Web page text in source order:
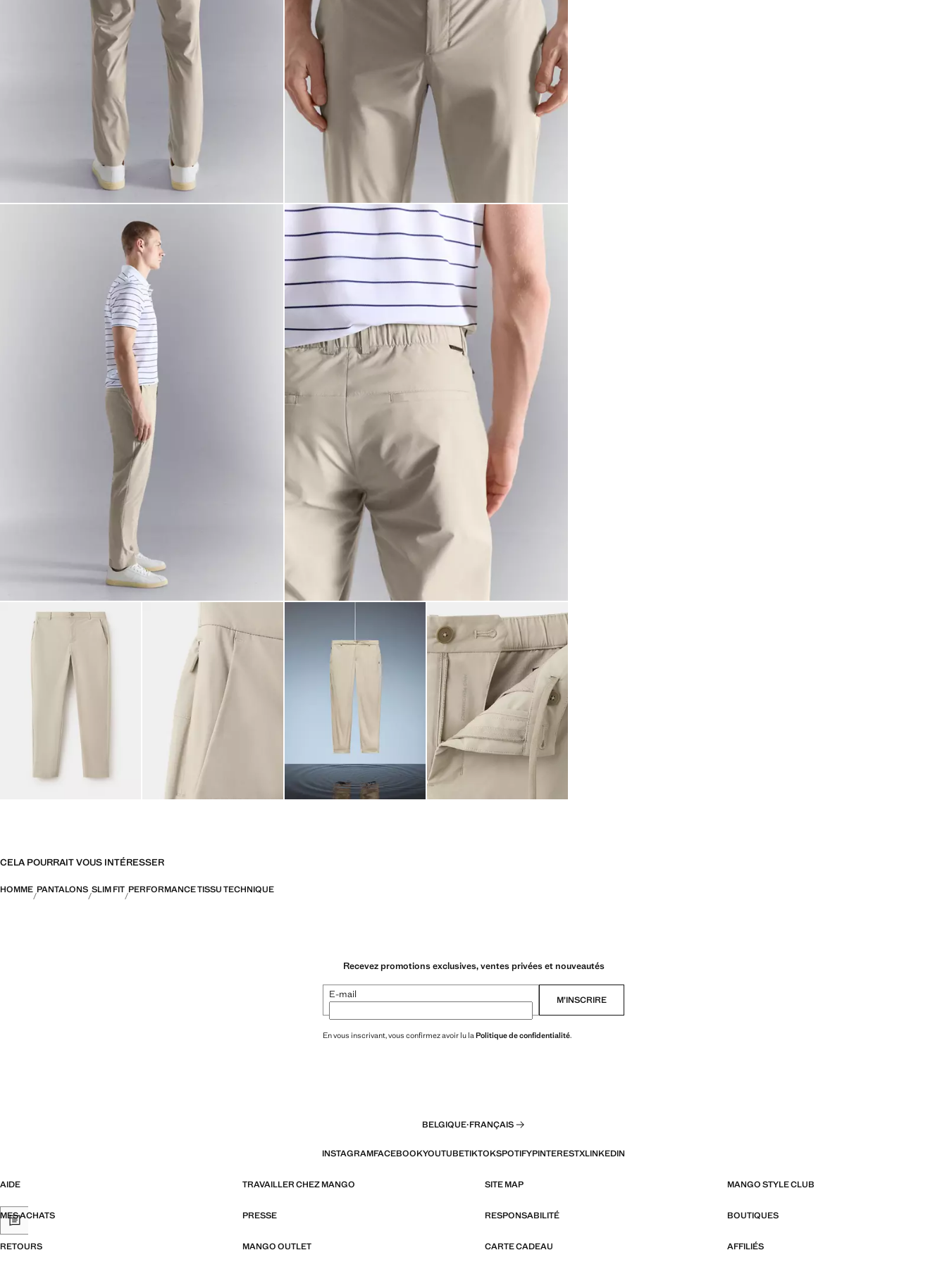
CELA POURRAIT VOUS INTÉRESSER
HOMME PANTALONS SLIM FIT PERFORMANCE TISSU TECHNIQUE
Recevez promotions exclusives, ventes privées et nouveautés
E-mail M’INSCRIRE
En vous inscrivant, vous confirmez avoir lu laPolitique de confidentialité.
BELGIQUE·FRANÇAIS
INSTAGRAMFACEBOOKYOUTUBETIKTOKSPOTIFYPINTERESTXLINKEDIN
AIDE TRAVAILLER CHEZ MANGO SITE MAP MANGO STYLE CLUB
MES ACHATS PRESSE RESPONSABILITÉ BOUTIQUES
RETOURS MANGO OUTLET CARTE CADEAU AFFILIÉS